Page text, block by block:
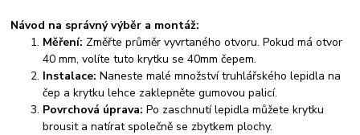
Návod na správný výběr a montáž:
Měření: Změřte průměr vyvrtaného otvoru. Pokud má otvor
40 mm, volíte tuto krytku se 40mm čepem.
Instalace: Naneste malé množství truhlářského lepidla na
čep a krytku lehce zaklepněte gumovou palicí.
Povrchová úprava: Po zaschnutí lepidla můžete krytku
brousit a natírat společně se zbytkem plochy.